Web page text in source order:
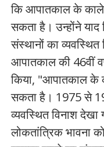
कि आपातकाल के काले
सकता है। उन्होंने
संस्थानों का
आपातकाल की 46वीं
किया, "आपातकाल के
सकता है। 1975 से
व्यवस्थित विनाश
लोकतांत्रिक भावना